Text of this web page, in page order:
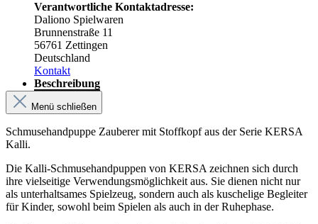
Verantwortliche Kontaktadresse:
Daliono Spielwaren
Brunnenstraße 11
56761 Zettingen
Deutschland
Kontakt
Beschreibung
Menü schließen
Schmusehandpuppe Zauberer mit Stoffkopf aus der Serie KERSA
Kalli.
Die Kalli-Schmusehandpuppen von KERSA zeichnen sich durch
ihre vielseitige Verwendungsmöglichkeit aus. Sie dienen nicht nur
als unterhaltsames Spielzeug, sondern auch als kuschelige Begleiter
für Kinder, sowohl beim Spielen als auch in der Ruhephase.